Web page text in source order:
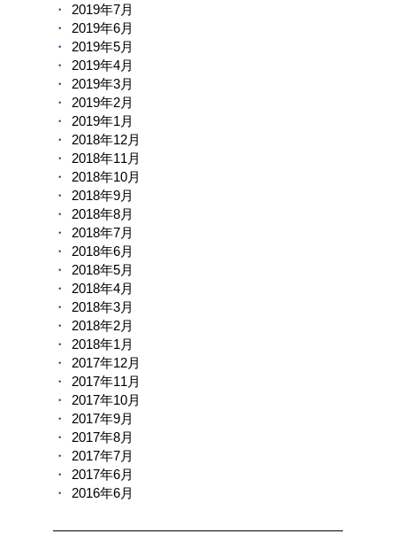
2019年7月
2019年6月
2019年5月
2019年4月
2019年3月
2019年2月
2019年1月
2018年12月
2018年11月
2018年10月
2018年9月
2018年8月
2018年7月
2018年6月
2018年5月
2018年4月
2018年3月
2018年2月
2018年1月
2017年12月
2017年11月
2017年10月
2017年9月
2017年8月
2017年7月
2017年6月
2016年6月